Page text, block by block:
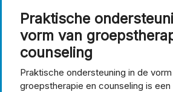
Praktische
vorm van
counseling
Praktische ondersteuning in de vorm
groepstherapie en counseling is